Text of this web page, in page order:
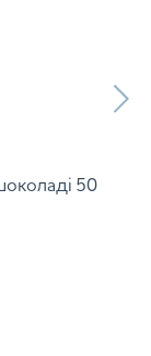
50